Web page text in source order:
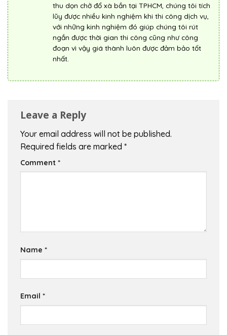
thu dọn chở đổ xà bần tại TPHCM, chúng tôi tích
lũy được nhiều kinh nghiệm khi thi công dịch vụ,
với những kinh nghiệm đó giúp chúng tôi rút
ngắn được thời gian thi công cũng như công
đoạn vì vậy giá thành luôn được đảm bảo tốt
nhất.
Leave a Reply
Your email address will not be published.
Required fields are marked *
Comment *
Name *
Email *